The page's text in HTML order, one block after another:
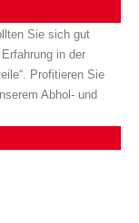
Sie sich gut
in der
Profitieren Sie
Abhol- und